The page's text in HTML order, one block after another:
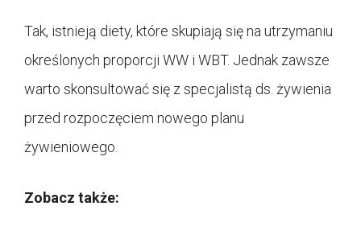
Tak, istnieją diety, które skupiają się na utrzymaniu
określonych proporcji WW i WBT. Jednak zawsze
warto skonsultować się z specjalistą ds. żywienia
przed rozpoczęciem nowego planu
żywieniowego.
Zobacz także: